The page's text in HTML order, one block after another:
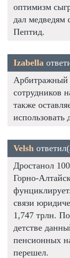
оптимизм
дал медведям
Пептид.
Izabella
Арбитражный
сотрудников
также
использовать
Velsh
Дростанол
Горно-
связи
1,747 трлн.
детстве
пенсионных
перешел.